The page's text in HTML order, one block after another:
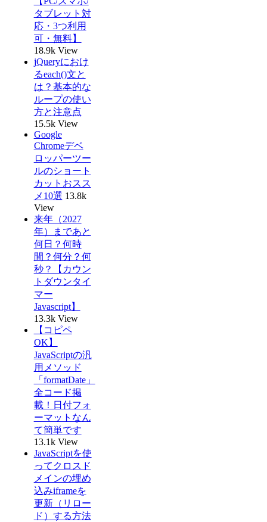
タブレット対
応・3つ利用
可・無料】
18.9k View
jQueryにおけ
るeach()文と
は？基本的な
ループの使い
方と注意点
15.5k View
Google
Chromeデベ
ロッパーツー
ルのショート
カットおスス
メ10選 13.8k
View
来年（2027
年）まであと
何日？何時
間？何分？何
秒？【カウン
トダウンタイ
マー
Javascript】
13.3k View
【コピペ
OK】
JavaScriptの汎
用メソッド
「formatDate」
全コード掲
載！日付フォ
ーマットなん
て簡単です
13.1k View
JavaScriptを使
ってクロスド
メインの埋め
込みiframeを
更新（リロー
ド）する方法